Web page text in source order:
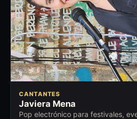
CANTANTES
Javiera Mena
Pop electrónico para festivales,